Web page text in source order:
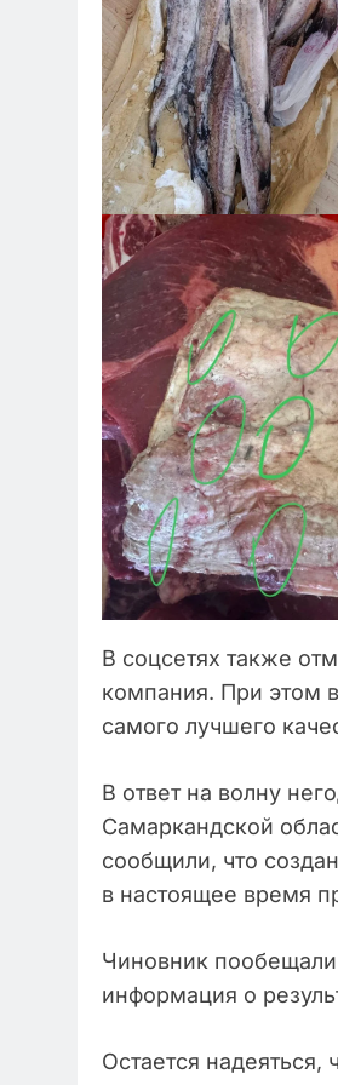
В соцсетях также
компания. При этом
самого лучшего
В ответ на волну
Самаркандской
сообщили, что
в настоящее время
Чиновник
информация о
Остается надеяться,